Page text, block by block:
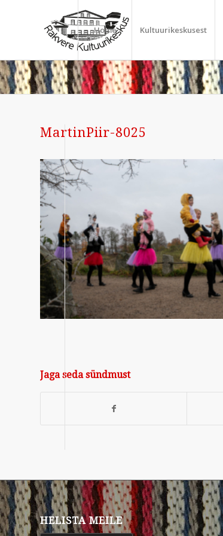
Home Kultuurikeskusest
MartinPiir-8025
Jaga seda sündmust
HELISTA MEILE